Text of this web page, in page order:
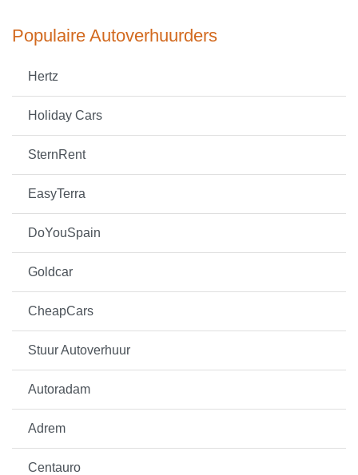
Populaire Autoverhuurders
Hertz
Holiday Cars
SternRent
EasyTerra
DoYouSpain
Goldcar
CheapCars
Stuur Autoverhuur
Autoradam
Adrem
Centauro